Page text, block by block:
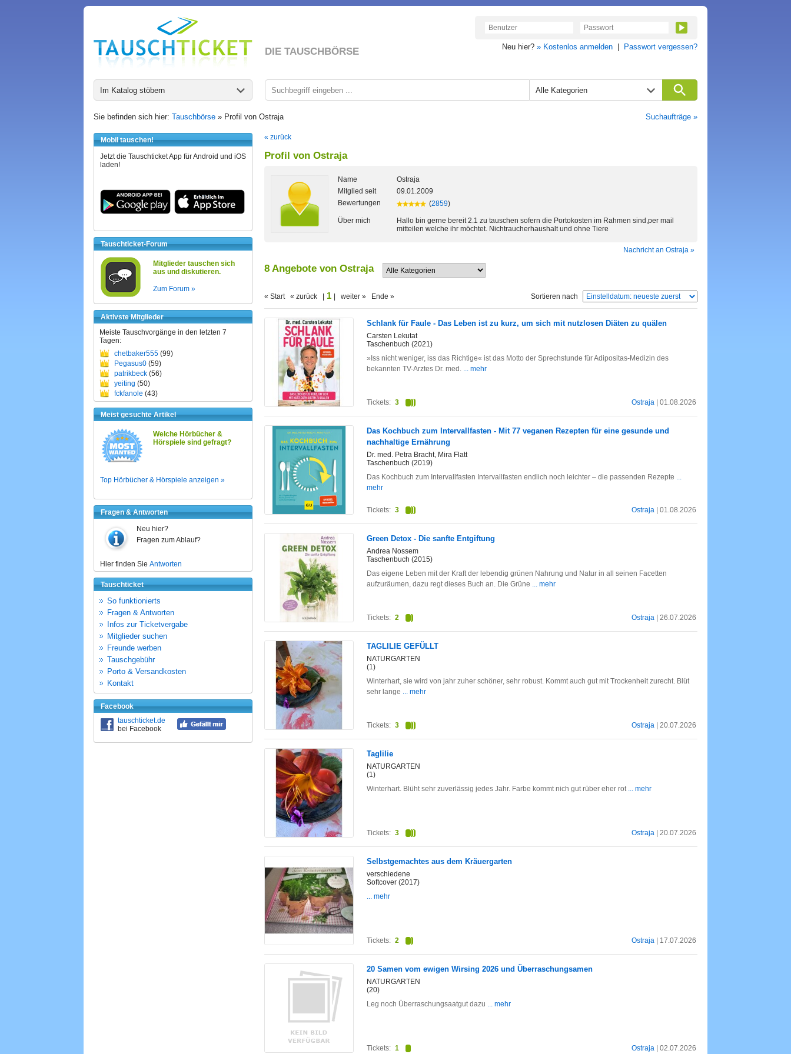
DIE TAUSCHBÖRSE Neu hier? » Kostenlos anmelden Passwort vergessen?
Im Katalog stöbern Alle Kategorien
Sie befinden sich hier: Tauschbörse » Profil von Ostraja Suchaufträge »
Mobil tauschen!
Jetzt die Tauschticket App für Android und iOS
laden!
Tauschticket-Forum
Mitglieder tauschen sich
aus und diskutieren.
Zum Forum »
Aktivste Mitglieder
Meiste Tauschvorgänge in den letzten 7
Tagen:
chetbaker555 (99)
Pegasus0 (59)
patrikbeck (56)
yeiting (50)
fckfanole (43)
Meist gesuchte Artikel
Welche Hörbücher &
Hörspiele sind gefragt?
Top Hörbücher & Hörspiele anzeigen »
Fragen & Antworten
Neu hier?
Fragen zum Ablauf?
Hier finden Sie Antworten
Tauschticket
So funktionierts
Fragen & Antworten
Infos zur Ticketvergabe
Mitglieder suchen
Freunde werben
Tauschgebühr
Porto & Versandkosten
Kontakt
Facebook
tauschticket.de
bei Facebook
« zurück
Profil von Ostraja
Name
Ostraja
Mitglied seit
09.01.2009
Bewertungen
(2859)
Über mich
Hallo bin gerne bereit 2.1 zu tauschen sofern die Portokosten im Rahmen sind,per mail
mitteilen welche ihr möchtet. Nichtraucherhaushalt und ohne Tiere
Nachricht an Ostraja »
8 Angebote von Ostraja
« Start « zurück | 1 | weiter » Ende » Sortieren nach
Schlank für Faule - Das Leben ist zu kurz, um sich mit nutzlosen Diäten zu quälen
Carsten Lekutat
Taschenbuch (2021)
»Iss nicht weniger, iss das Richtige« ist das Motto der Sprechstunde für Adipositas-Medizin des
bekannten TV-Arztes Dr. med. ... mehr
Ostraja | 01.08.2026
Tickets: 3
Das Kochbuch zum Intervallfasten - Mit 77 veganen Rezepten für eine gesunde und
nachhaltige Ernährung
Dr. med. Petra Bracht, Mira Flatt
Taschenbuch (2019)
Das Kochbuch zum Intervallfasten Intervallfasten endlich noch leichter – die passenden Rezepte ...
mehr
Ostraja | 01.08.2026
Tickets: 3
Green Detox - Die sanfte Entgiftung
Andrea Nossem
Taschenbuch (2015)
Das eigene Leben mit der Kraft der lebendig grünen Nahrung und Natur in all seinen Facetten
aufzuräumen, dazu regt dieses Buch an. Die Grüne ... mehr
Ostraja | 26.07.2026
Tickets: 2
TAGLILIE GEFÜLLT
NATURGARTEN
(1)
Winterhart, sie wird von jahr zuher schöner, sehr robust. Kommt auch gut mit Trockenheit zurecht. Blüt
sehr lange ... mehr
Ostraja | 20.07.2026
Tickets: 3
Taglilie
NATURGARTEN
(1)
Winterhart. Blüht sehr zuverlässig jedes Jahr. Farbe kommt nich gut rüber eher rot... mehr
Ostraja | 20.07.2026
Tickets: 3
Selbstgemachtes aus dem Kräuergarten
verschiedene
Softcover (2017)
... mehr
Ostraja | 17.07.2026
Tickets: 2
20 Samen vom ewigen Wirsing 2026 und Überraschungsamen
NATURGARTEN
(20)
Leg noch Überraschungsaatgut dazu ... mehr
Ostraja | 02.07.2026
Tickets: 1